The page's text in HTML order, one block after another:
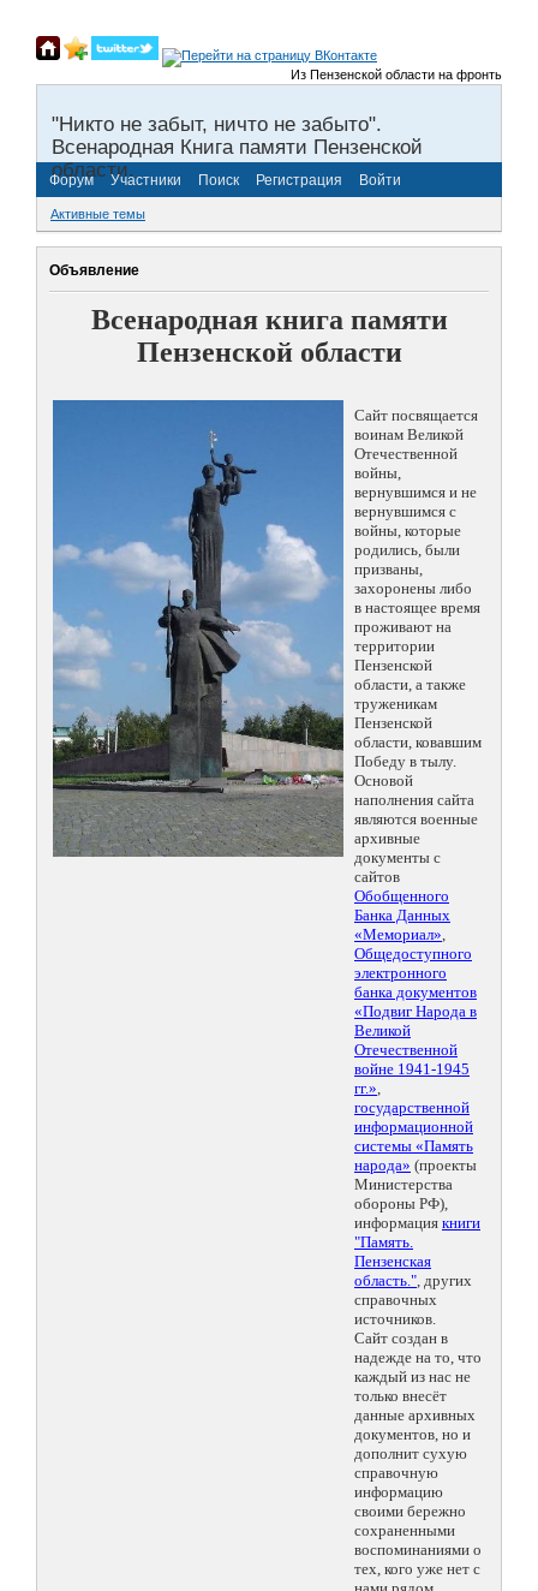
Из Пензенской области на фронты
"Никто не забыт, ничто не забыто".
Всенародная Книга памяти Пензенской
области.
Форум Участники Поиск Регистрация Войти
Активные темы
Объявление
Всенародная книга памяти
Пензенской области
Сайт посвящается
воинам Великой
Отечественной
войны,
вернувшимся и не
вернувшимся с
войны, которые
родились, были
призваны,
захоронены либо
в настоящее время
проживают на
территории
Пензенской
области, а также
труженикам
Пензенской
области, ковавшим
Победу в тылу.
Основой
наполнения сайта
являются военные
архивные
документы с
сайтов
Обобщенного
Банка Данных
«Мемориал»,
Общедоступного
электронного
банка документов
«Подвиг Народа в
Великой
Отечественной
войне 1941-1945
гг.»,
государственной
информационной
системы «Память
народа» (проекты
Министерства
обороны РФ),
информация книги
"Память.
Пензенская
область.", других
справочных
источников.
Сайт создан в
надежде на то, что
каждый из нас не
только внесёт
данные архивных
документов, но и
дополнит сухую
справочную
информацию
своими бережно
сохраненными
воспоминаниями о
тех, кого уже нет с